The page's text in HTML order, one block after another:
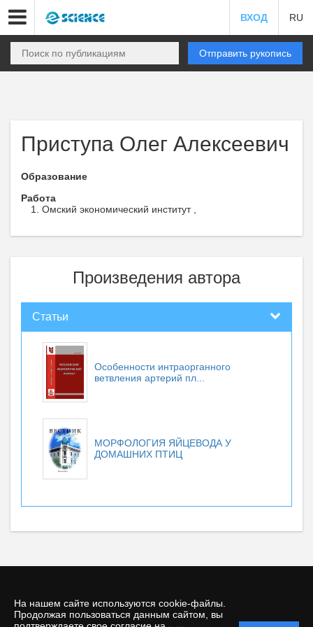
На нашем сайте используются cookie-файлы.
Продолжая пользоваться данным сайтом, вы
ВХОД RU
Отправить рукопись
Приступа Олег Алексеевич
Образование
Работа
Омский экономический институт ,
Произведения автора
Статьи
Особенности интраорганного
ветвления артерий пл...
МОРФОЛОГИЯ ЯЙЦЕВОДА У
ДОМАШНИХ ПТИЦ